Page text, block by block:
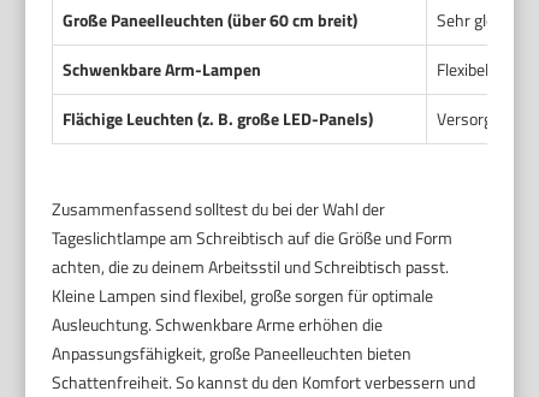
Große Paneelleuchten (über 60 cm breit)
Sehr
Schwenkbare Arm-Lampen
Flexibel
Flächige Leuchten (z. B. große LED-Panels)
Versorgt
Zusammenfassend solltest du bei der Wahl der
Tageslichtlampe am Schreibtisch auf die Größe und Form
achten, die zu deinem Arbeitsstil und Schreibtisch passt.
Kleine Lampen sind flexibel, große sorgen für optimale
Ausleuchtung. Schwenkbare Arme erhöhen die
Anpassungsfähigkeit, große Paneelleuchten bieten
Schattenfreiheit. So kannst du den Komfort verbessern und